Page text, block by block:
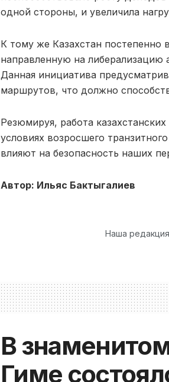
одной стороны, и увеличила
К тому же Казахстан постепенно
направленную на либерализацию
Данная инициатива
маршрутов, что должно
Резюмируя, работа
условиях возросшего
влияют на безопасность наших
Автор: Ильяс Бактыгалиев
Наша
В
Гиме